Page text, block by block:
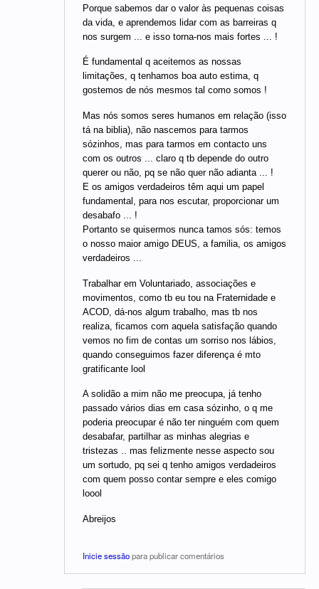
Porque sabemos dar o valor às pequenas coisas
da vida, e aprendemos lidar com as barreiras q
nos surgem ... e isso torna-nos mais fortes ... !
É fundamental q aceitemos as nossas
limitações, q tenhamos boa auto estima, q
gostemos de nós mesmos tal como somos !
Mas nós somos seres humanos em relação (isso
tá na biblia), não nascemos para tarmos
sózinhos, mas para tarmos em contacto uns
com os outros ... claro q tb depende do outro
querer ou não, pq se não quer não adianta ... !
E os amigos verdadeiros têm aqui um papel
fundamental, para nos escutar, proporcionar um
desabafo ... !
Portanto se quisermos nunca tamos sós: temos
o nosso maior amigo DEUS, a familia, os amigos
verdadeiros ...
Trabalhar em Voluntariado, associações e
movimentos, como tb eu tou na Fraternidade e
ACOD, dá-nos algum trabalho, mas tb nos
realiza, ficamos com aquela satisfação quando
vemos no fim de contas um sorriso nos lábios,
quando conseguimos fazer diferença é mto
gratificante lool
A solidão a mim não me preocupa, já tenho
passado vários dias em casa sózinho, o q me
poderia preocupar é não ter ninguém com quem
desabafar, partilhar as minhas alegrias e
tristezas .. mas felizmente nesse aspecto sou
um sortudo, pq sei q tenho amigos verdadeiros
com quem posso contar sempre e eles comigo
loool
Abreijos
Inicie sessãopara publicar comentários